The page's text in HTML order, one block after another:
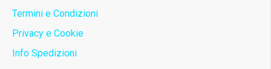
Termini e Condizioni
Privacy e Cookie
Info Spedizioni